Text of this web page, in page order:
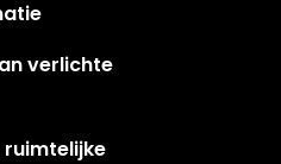
verlichte